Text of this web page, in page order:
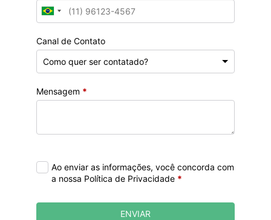
Canal de Contato
Mensagem *
Ao enviar as informações, você concorda com
a nossa Política de Privacidade *
ENVIAR